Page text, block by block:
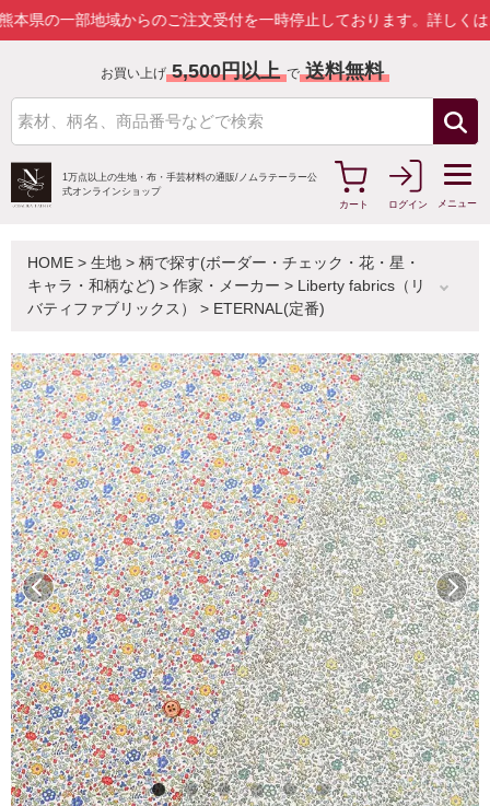
一部地域からのご注文受付を一時停止しております。詳しくはこちら
お買い上げ 5,500円以上 で 送料無料
1万点以上の生地・布・手芸材料の通販/ ノムラテーラー公
式オンラインショップ
カート
ログイン メニュー
HOME > 生地 > 柄で探す(ボーダー・チェック・花・星・
キャラ・和柄など) > 作家・メーカー > Liberty fabrics（リ
バティファブリックス）
> ETERNAL(定番)
前へ 次へ